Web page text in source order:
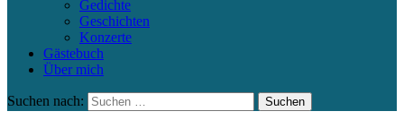
Gedichte
Geschichten
Konzerte
Gästebuch
Über mich
Suchen nach: